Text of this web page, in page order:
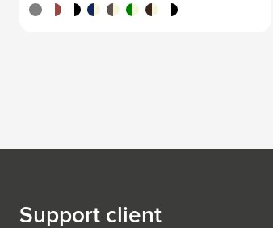
gris rouge/blanc
blanc/noir
bleu/beige
beigevert clair/beige
brun/beige
noir/blanc
Support client